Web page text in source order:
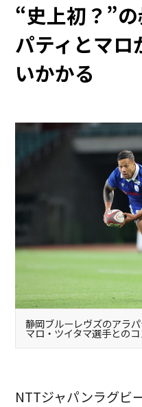
“史上初？”の
パティとマロ
いかかる
静岡ブルーレヴズのアラ
マロ・ツイタマ選手との
NTTジャパンラグビ